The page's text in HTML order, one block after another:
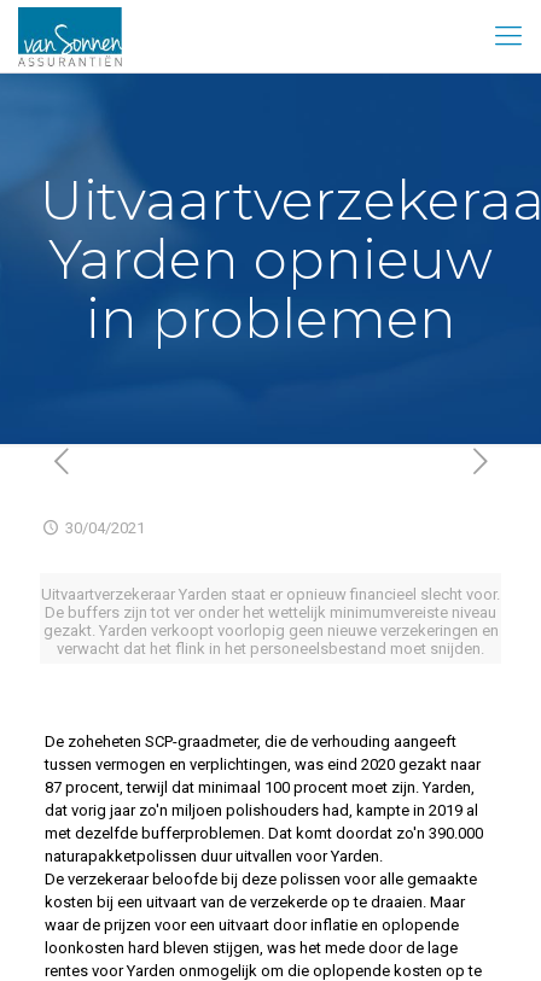
Yarden opnieuw
in problemen
30/04/2021
Uitvaartverzekeraar Yarden staat er opnieuw financieel slecht voor.
De buffers zijn tot ver onder het wettelijk minimumvereiste niveau
gezakt. Yarden verkoopt voorlopig geen nieuwe verzekeringen en
verwacht dat het flink in het personeelsbestand moet snijden.
De zoheheten SCP-graadmeter, die de verhouding aangeeft
tussen vermogen en verplichtingen, was eind 2020 gezakt naar
87 procent, terwijl dat minimaal 100 procent moet zijn. Yarden,
dat vorig jaar zo'n miljoen polishouders had, kampte in 2019 al
met dezelfde bufferproblemen. Dat komt doordat zo'n 390.000
naturapakketpolissen duur uitvallen voor Yarden.
De verzekeraar beloofde bij deze polissen voor alle gemaakte
kosten bij een uitvaart van de verzekerde op te draaien. Maar
waar de prijzen voor een uitvaart door inflatie en oplopende
loonkosten hard bleven stijgen, was het mede door de lage
rentes voor Yarden onmogelijk om die oplopende kosten op te